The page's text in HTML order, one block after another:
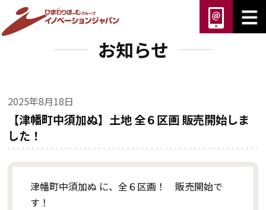
お知らせ
2025年8月18日
【津幡町中須加ぬ】土地 全６区画 販売開始しま
した！
津幡町中須加ぬ に、全６区画！ 販売開始で
す！